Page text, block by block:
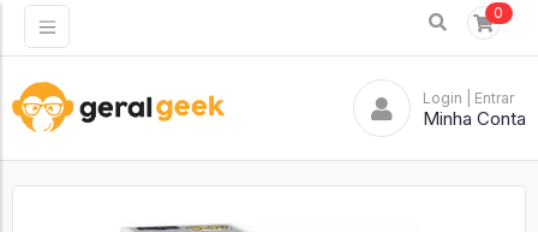
0
Login | Entrar
Minha Conta